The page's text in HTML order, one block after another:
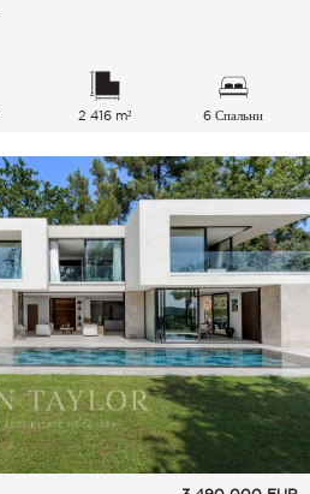
2 416 m² 6 Спальни